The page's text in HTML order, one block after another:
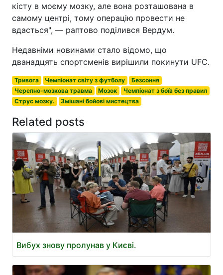
кісту в моєму мозку, але вона розташована в
самому центрі, тому операцію провести не
вдасться", — раптово поділився Вердум.
Недавніми новинами стало відомо, що
дванадцять спортсменів вирішили покинути UFC.
Тривога Чемпіонат світу з футболу
Безсоння
Черепно-мозкова травма
Мозок
Чемпіонат з боїв без правил
Струс мозку.
Змішані бойові мистецтва
Related posts
Вибух знову пролунав у Києві.